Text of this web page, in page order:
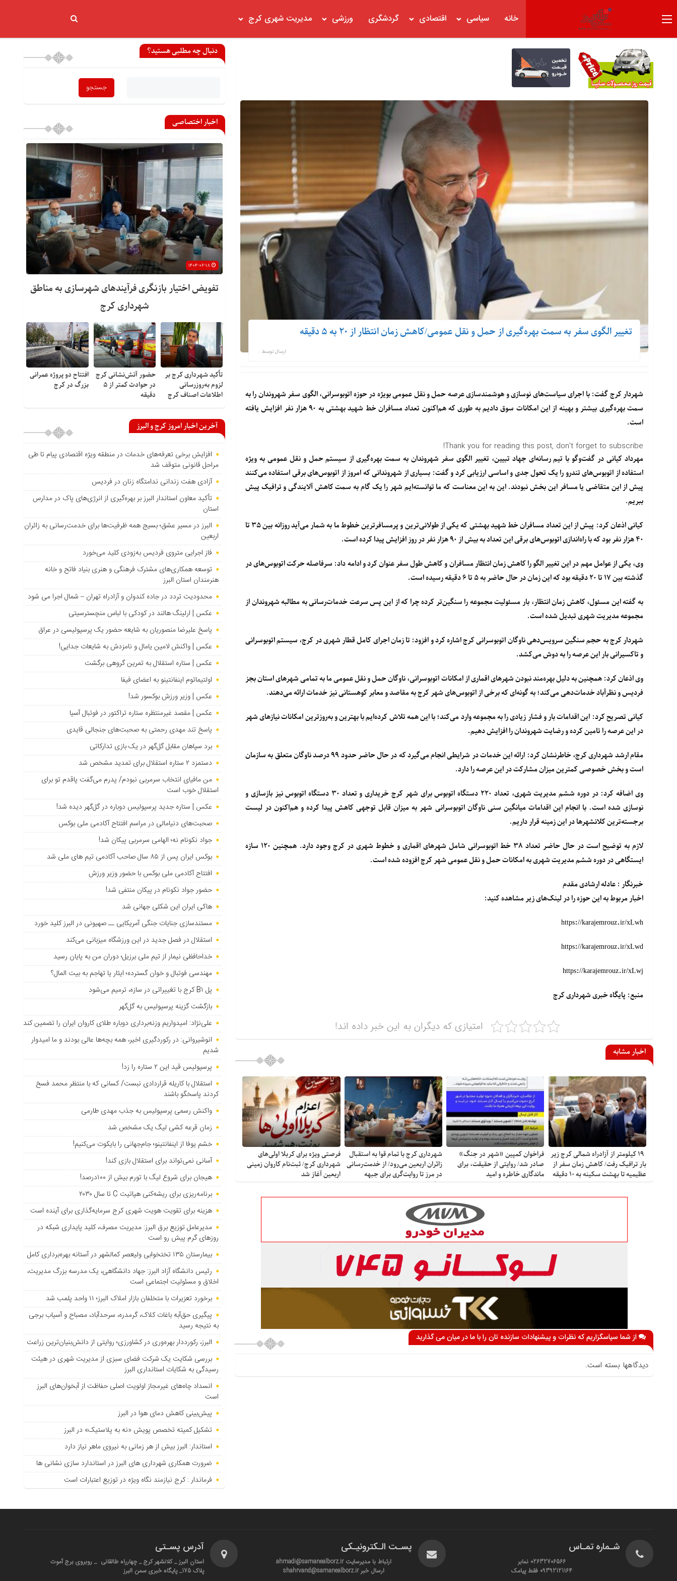
خانه سیاسی اقتصادی گردشگری ورزشی مدیریت شهری کرج
تغییر الگوی سفر به سمت بهره‌گیری از حمل و نقل عمومی/کاهش زمان انتظار از ۲۰ به ۵ دقیقه
ارسال توسط :
شهردار کرج گفت: با اجرای سیاست‌های نوسازی و هوشمندسازی عرصه حمل و نقل عمومی بویژه در حوزه اتوبوسرانی، الگوی سفر شهروندان را به
سمت بهره‌گیری بیشتر و بهینه از این امکانات سوق دادیم به طوری که هم‌اکنون تعداد مسافران خط شهید بهشتی به ۹۰ هزار نفر افزایش یافته
است.
Thank you for reading this post, don't forget to subscribe!
مهرداد کیانی در گفت‌وگو با تیم رسانه‌ای جهاد تبیین، تغییر الگوی سفر شهروندان به سمت بهره‌گیری از سیستم حمل و نقل عمومی به ویژه
استفاده از اتوبوس‌های تندرو را یک تحول جدی و اساسی ارزیابی کرد و گفت: بسیاری از شهروندانی که امروز از اتوبوس‌های برقی استفاده می‌کنند
پیش از این متقاضی یا مسافر این بخش نبودند. این به این معناست که ما توانسته‌ایم شهر را یک گام به سمت کاهش آلایندگی و ترافیک پیش
ببریم.
کیانی اذعان کرد: پیش از این تعداد مسافران خط شهید بهشتی که یکی از طولانی‌ترین و پرمسافرترین خطوط ما به شمار می‌آید روزانه بین ۳۵ تا
۴۰ هزار نفر بود که با راه‌اندازی اتوبوس‌های برقی این تعداد به بیش از ۹۰ هزار نفر در روز افزایش پیدا کرده است.
وی، یکی از عوامل مهم در این تغییر الگو را کاهش زمان انتظار مسافران و کاهش طول سفر عنوان کرد و ادامه داد: سرفاصله حرکت اتوبوس‌های در
گذشته بین ۱۷ تا ۲۰ دقیقه بود که این زمان در حال حاضر به ۵ تا ۶ دقیقه رسیده است.
به گفته این مسئول، کاهش زمان انتظار، بار مسئولیت مجموعه را سنگین‌تر کرده چرا که از این پس سرعت خدمات‌رسانی به مطالبه شهروندان از
مجموعه مدیریت شهری تبدیل شده است.
شهردار کرج به حجم سنگین سرویس‌دهی ناوگان اتوبوسرانی کرج اشاره کرد و افزود: تا زمان اجرای کامل قطار شهری در کرج، سیستم اتوبوسرانی
و تاکسیرانی بار این عرصه را به دوش می‌کشد.
وی اذعان کرد: همچنین به دلیل بهره‌مند نبودن شهرهای اقماری از امکانات اتوبوسرانی، ناوگان حمل و نقل عمومی ما به تمامی شهرهای استان بجز
فردیس و نظرآباد خدمات‌دهی می‌کند؛ به گونه‌ای که برخی از اتوبوس‌های شهر کرج به مقاصد و معابر کوهستانی نیز خدمات ارائه می‌دهند.
کیانی تصریح کرد: این اقدامات بار و فشار زیادی را به مجموعه وارد می‌کند؛ با این همه تلاش کرده‌ایم با بهترین و به‌روزترین امکانات نیازهای شهر
در این عرصه را تامین کرده و رضایت شهروندان را افزایش دهیم.
مقام ارشد شهرداری کرج، خاطرنشان کرد: ارائه این خدمات در شرایطی انجام می‌گیرد که در حال حاضر حدود ۹۹ درصد ناوگان متعلق به سازمان
است و بخش خصوصی کمترین میزان مشارکت در این عرصه را دارد.
وی اضافه کرد: در دوره ششم مدیریت شهری، تعداد ۲۲۰ دستگاه اتوبوس برای شهر کرج خریداری و تعداد ۳۰ دستگاه اتوبوس نیز بازسازی و
نوسازی شده است. با انجام این اقدامات میانگین سنی ناوگان اتوبوسرانی شهر به میزان قابل توجهی کاهش پیدا کرده و هم‌اکنون در لیست
برجسته‌ترین کلانشهرها در این زمینه قرار داریم.
لازم به توضیح است در حال حاضر تعداد ۳۸ خط اتوبوسرانی شامل شهرهای اقماری و خطوط شهری در کرج وجود دارد. همچنین ۱۲۰ سازه
ایستگاهی در دوره ششم مدیریت شهری به امکانات حمل و نقل عمومی شهر کرج افزوده شده است.
خبرنگار : عادله ارشادی مقدم
اخبار مربوط به این حوزه را در لینک‌های زیر مشاهده کنید:
https://karajemrouz.ir/xLwh
https://karajemrouz.ir/xLwd
https://karajemrouz.ir/xLwj
منبع: پایگاه خبری شهرداری کرج
امتیازی که دیگران به این خبر داده اند!
اخبار مشابه
۱۹ کیلومتر از آزادراه شمالی کرج زیر
بار ترافیک رفت/ کاهش زمان سفر از
عظیمیه تا بهشت سکینه به ۱۰ دقیقه
فراخوان کمپین «شهر در جنگ»
صادر شد/ روایتی از حقیقت، برای
ماندگاری خاطره و امید
شهرداری کرج با تمام قوا به استقبال
زائران اربعین می‌رود/ از خدمت‌رسانی
در مرز تا روایت‌گری برای جبهه
مقاومت
فرصتی ویژه برای کربلا اولی‌های
شهرداری کرج/ ثبت‌نام کاروان زمینی
اربعین آغاز شد
از شما سپاسگزاریم که نظرات و پیشنهادات سازنده تان را با ما در میان می گذارید
دیدگاهها بسته است.
دنبال چه مطلبی هستید؟
اخبار اختصاصی
تفویض اختیار بازنگری فرآیندهای شهرسازی به مناطق
شهرداری کرج
تأکید شهرداری کرج بر
لزوم به‌روزرسانی
اطلاعات اصناف کرج
حضور آتش‌نشانی کرج
در حوادث کمتر از ۵
دقیقه
افتتاح دو پروژه عمرانی
بزرگ در کرج
آخرین اخبار امروز کرج و البرز
افزایش برخی تعرفه‌های خدمات در منطقه ویژه اقتصادی پیام تا طی
مراحل قانونی متوقف شد
آزادی هفت زندانی ندامتگاه زنان در فردیس
تأکید معاون استاندار البرز بر بهره‌گیری از انرژی‌های پاک در مدارس
استان
البرز در مسیر عشق؛ بسیج همه ظرفیت‌ها برای خدمت‌رسانی به زائران
اربعین
فاز اجرایی متروی فردیس به‌زودی کلید می‌خورد
توسعه همکاری‌های مشترک فرهنگی و هنری بنیاد فاتح و خانه
هنرمندان استان البرز
محدودیت تردد در جاده کندوان و آزادراه تهران – شمال اجرا می شود
عکس | ارلینگ هالند در کودکی با لباس منچسترسیتی
پاسخ علیرضا منصوریان به شایعه حضور یک پرسپولیسی در عراق
عکس | واکنش لامین یامال و نامزدش به شایعات جدایی!
عکس | ستاره استقلال به تمرین گروهی برگشت
اولتیماتوم اینفانتینو به اعضای فیفا
عکس | وزیر ورزش بوکسور شد!
عکس | مقصد غیرمنتظره ستاره تراکتور در فوتبال آسیا
پاسخ تند مهدی رحمتی به صحبت‌های جنجالی قایدی
برد سپاهان مقابل گل‌گهر در یک بازی تدارکاتی
دستمزد ۲ ستاره استقلال برای تمدید مشخص شد
من مافیای انتخاب سرمربی نبودم/ پدرم می‌گفت پاقدم تو برای
استقلال خوب است
عکس | ستاره جدید پرسپولیس دوباره در گل‌گهر دیده شد!
صحبت‌های دنیامالی در مراسم افتتاح آکادمی ملی بوکس
جواد نکونام نه؛ الهامی سرمربی پیکان شد!
بوکس ایران پس از ۸۵ سال صاحب آکادمی تیم های ملی شد
افتتاح آکادمی ملی بوکس با حضور وزیر ورزش
حضور جواد نکونام در پیکان منتفی شد!
هاکی ایران این شکلی جهانی شد
مستندسازی جنایات جنگی آمریکایی ــ صهیونی در البرز کلید خورد
استقلال در فصل جدید در این ورزشگاه میزبانی می‌کند
خداحافظی نیمار از تیم ملی برزیل؛ دوران من به پایان رسید
مهندسی فوتبال و خوان گسترده؛ ایثار یا تهاجم به بیت المال؟
پل B۱ کرج با تغییراتی در سازه، ترمیم می‌شود
بازگشت گزینه پرسپولیس به ‌گل‌گهر
علی‌نژاد: امیدواریم وزنه‌برداری دوباره طلای کاروان ایران را تضمین کند
انوشیروانی: در رکوردگیری اخیر، همه بچه‌ها عالی بودند و ما امیدوار
شدیم
پرسپولیس قید این ۲ ستاره را زد!
استقلال با کاریله قراردادی نبست/ کسانی که با منتظر محمد فسخ
کردند پاسخگو باشند
واکنش رسمی پرسپولیس به جذب مهدی طارمی
زمان قرعه کشی لیگ یک مشخص شد
خشم یوفا از اینفانتینو؛ جام‌جهانی را بایکوت می‌کنیم!
آسانی نمی‌تواند برای استقلال بازی کند!
هیجان برای شروع لیگ با تورم بیش از ۱۰۰درصد!
برنامه‌ریزی برای ریشه‌کنی هپاتیت C تا سال ۲۰۳۰
هزینه برای تقویت هویت شهری کرج سرمایه‌گذاری برای آینده است
مدیرعامل توزیع برق البرز: مدیریت مصرف، کلید پایداری شبکه در
روزهای گرم پیش رو است
بیمارستان ۱۳۵ تختخوابی ولیعصر کمالشهر در آستانه بهره‌برداری کامل
رئیس دانشگاه آزاد البرز: جهاد دانشگاهی، یک مدرسه بزرگ مدیریت،
اخلاق و مسئولیت اجتماعی است
برخورد تعزیرات با متخلفان بازار املاک البرز؛ ۱۱ واحد پلمب شد
پیگیری حق‌آبه باغات کلاک، گرمدره، سرحدآباد، مصباح و آسیاب برجی
به نتیجه رسید
البرز، رکورددار بهره‌وری در کشاورزی؛ روایتی از دانش‌بنیان‌ترین زراعت
بررسی شکایت یک شرکت فضای سبزی از مدیریت شهری در هیئت
رسیدگی به شکایات استانداری البرز
انسداد چاه‌های غیرمجاز اولویت اصلی حفاظت از آبخوان‌های البرز
است
پیش‌بینی کاهش دمای هوا در البرز
تشکیل کمیته تخصص پویش «نه به پلاستیک» در البرز
استاندار: البرز بیش از هر زمانی به نیروی ماهر نیاز دارد
ضرورت همکاری شهرداری های البرز در استاندارد سازی نشانی ها
فرماندار : کرج نیازمند نگاه ویژه در توزیع اعتبارات است
شـماره تمـاس
02632706566 نمابر
09392121164 فقط پیامک
پسـت الـکترونیـکی
ارتباط با مدیرسایت ahmadi@samanealborz.ir
ارسال خبر shahrvand@samanealborz.ir
آدرس پسـتی
استان البرز _ کلانشهر کرج _ چهارراه طالقانی _ روبروی برج آموت
پلاک 175_ پایگاه خبری سمن البرز